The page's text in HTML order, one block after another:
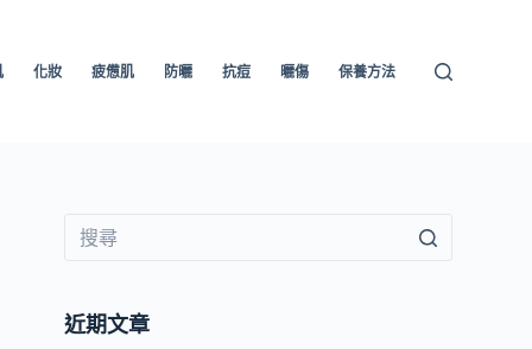
化妝 疲憊肌 防曬 抗痘 曬傷 保養方法
近期文章